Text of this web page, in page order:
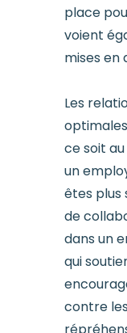
place
voient
mises en
Les
ce soit
un
êtes plus
de
dans un
qui
contre